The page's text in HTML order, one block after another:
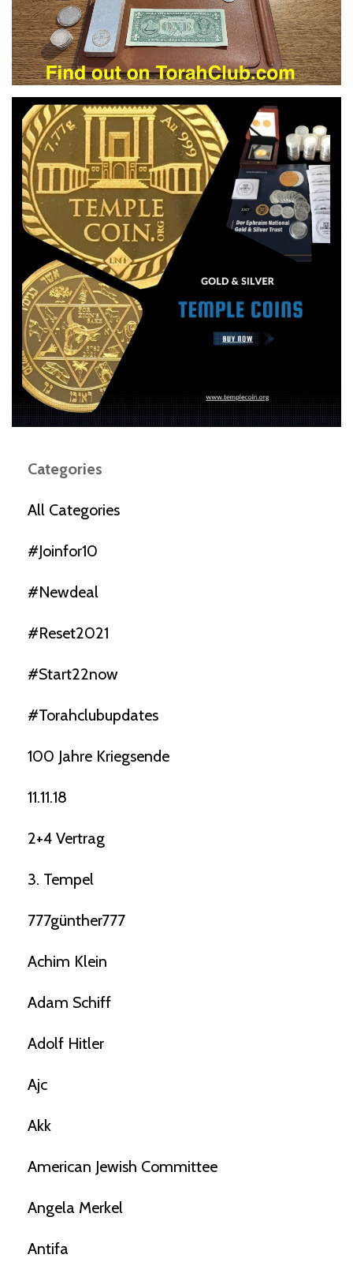
Categories
All Categories
#joinfor10
#newdeal
#reset2021
#start22now
#torahclubupdates
100 Jahre Kriegsende
11.11.18
2+4 Vertrag
3. Tempel
777günther777
Achim Klein
Adam Schiff
Adolf Hitler
Ajc
Akk
American Jewish Committee
Angela Merkel
Antifa